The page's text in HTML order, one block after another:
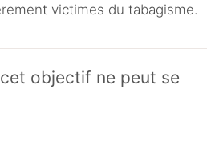
victimes du tabagisme.
objectif ne peut se